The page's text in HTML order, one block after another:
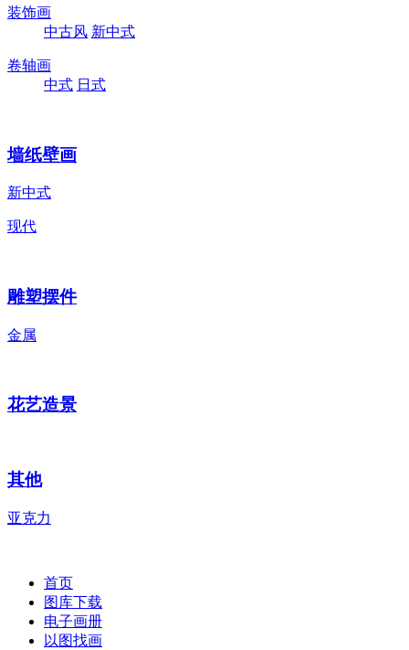
装饰画
中古风 新中式
卷轴画
中式 日式
墙纸壁画
新中式
现代
雕塑摆件
金属
花艺造景
其他
亚克力
首页
图库下载
电子画册
以图找画